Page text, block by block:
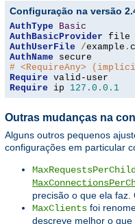
Configuração na versão
AuthType
Basic
AuthBasicProvider
AuthUserFile
/example .
AuthName
# <RequireAny>
Require
Require ip 127.0 . 0.1
Outras mudanças na
Alguns outros pequenos
configurações em particular
MaxRequestsPerChild
precisão o que ela faz.
MaxClients foi
descreve melhor o que